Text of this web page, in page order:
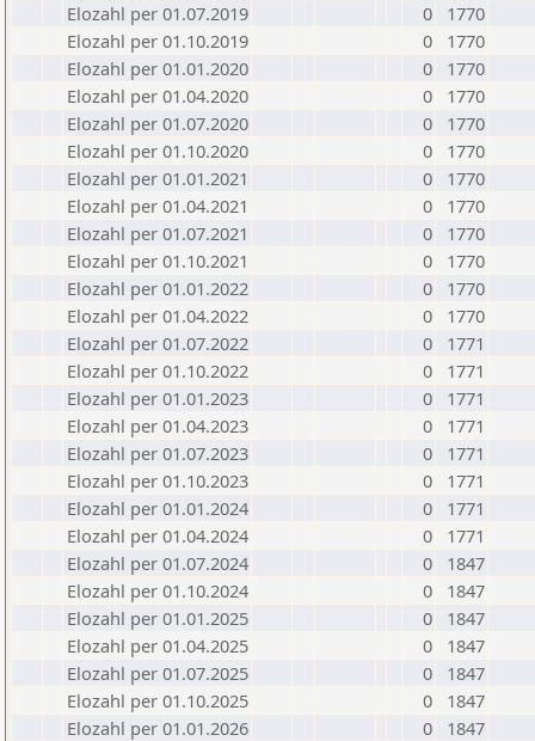
Elozahl per 01.07.2019
0
1770
Elozahl per 01.10.2019
0
1770
Elozahl per 01.01.2020
0
1770
Elozahl per 01.04.2020
0
1770
Elozahl per 01.07.2020
0
1770
Elozahl per 01.10.2020
0
1770
Elozahl per 01.01.2021
0
1770
Elozahl per 01.04.2021
0
1770
Elozahl per 01.07.2021
0
1770
Elozahl per 01.10.2021
0
1770
Elozahl per 01.01.2022
0
1770
Elozahl per 01.04.2022
0
1770
Elozahl per 01.07.2022
0
1771
Elozahl per 01.10.2022
0
1771
Elozahl per 01.01.2023
0
1771
Elozahl per 01.04.2023
0
1771
Elozahl per 01.07.2023
0
1771
Elozahl per 01.10.2023
0
1771
Elozahl per 01.01.2024
0
1771
Elozahl per 01.04.2024
0
1771
Elozahl per 01.07.2024
0
1847
Elozahl per 01.10.2024
0
1847
Elozahl per 01.01.2025
0
1847
Elozahl per 01.04.2025
0
1847
Elozahl per 01.07.2025
0
1847
Elozahl per 01.10.2025
0
1847
Elozahl per 01.01.2026
0
1847